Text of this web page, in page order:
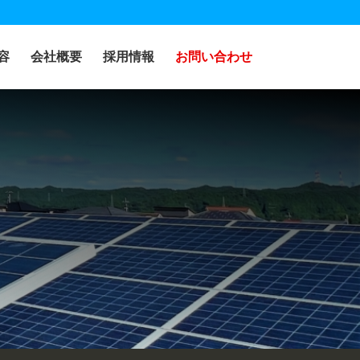
会社概要 採用情報 お問い合わせ